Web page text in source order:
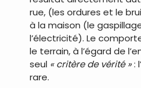
rue, (les ordures et le
à la maison (le
l’électricité). Le
le terrain, à l’égard de
seul « critère de vérité »:
rare.